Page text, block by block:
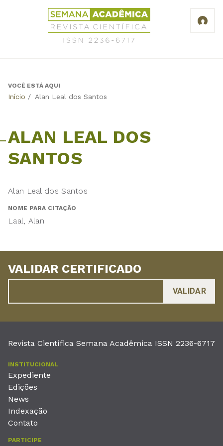
Revista
Científica
Semana
6717
Back
VOCÊ ESTÁ AQUI
Início / Alan Leal dos Santos
ALAN LEAL DOS
SANTOS
Alan Leal dos Santos
NOME PARA CITAÇÃO
Laal, Alan
VALIDAR CERTIFICADO
Revista Científica Semana Acadêmica ISSN 2236-6717
INSTITUCIONAL
Expediente
Edições
News
Indexação
Contato
PARTICIPE